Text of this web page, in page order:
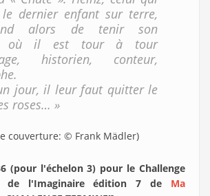
dernier enfant sur terre,
alors de tenir son
où il est tour à tour
historien, conteur,
jour, il leur faut quitter le
roses… »
couverture: © Frank Mädler)
(pour l'échelon 3) pour le Challenge
de l'Imaginaire édition 7 de Ma